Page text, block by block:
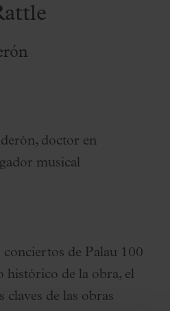
doctor en
musical
conciertos de Palau 100
histórico de la obra, el
claves de las obras